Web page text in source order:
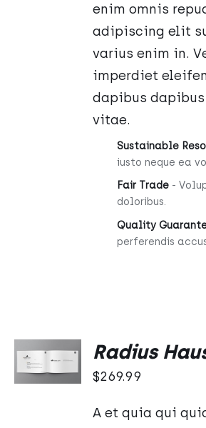
enim omnis
adipiscing elit
varius enim in.
imperdiet
dapibus
vitae.
Sustainable
iusto neque ea
Fair Trade-
doloribus.
Quality
perferendis
DO
KOSZYKA
/
Radius
$269.99
A et quia qui